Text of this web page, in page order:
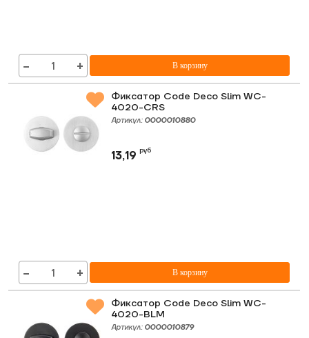
− + В корзину
Фиксатор Code Deco Slim WC-
4020-CRS
Артикул: 0000010880
13,19руб
− + В корзину
Фиксатор Code Deco Slim WC-
4020-BLM
Артикул: 0000010879